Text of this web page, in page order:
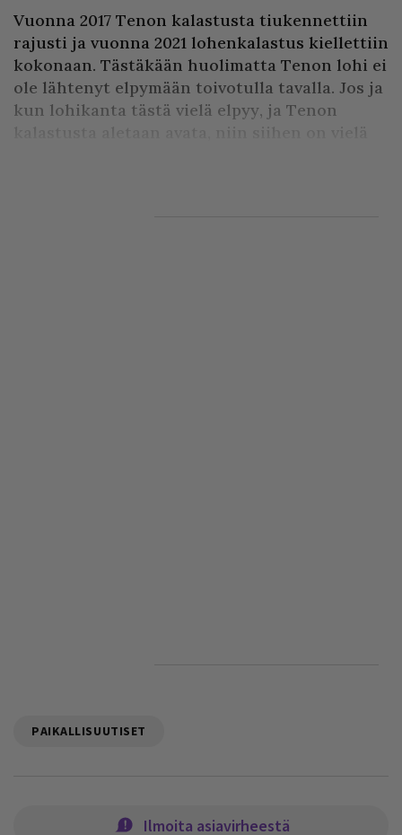
Vuonna 2017 Tenon kalastusta tiukennettiin
rajusti ja vuonna 2021 lohenkalastus kiellettiin
kokonaan. Tästäkään huolimatta Tenon lohi ei
ole lähtenyt elpymään toivotulla tavalla. Jos ja
kun lohikanta tästä vielä elpyy, ja Tenon
PAIKALLISUUTISET
Ilmoita asiavirheestä